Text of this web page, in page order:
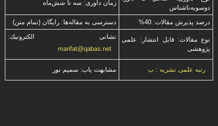
دوسویه‌ناشناس
زمان داوری: سه تا شش‌ماه
درصد پذیرش مقالات: 40% دسترسی به مقاله‌ها: رایگان (تمام متن)
نوع مقالات: قابل انتشار: علمی
پژوهشی
نشانی الكترونیك:
marifat@qabas.net
رتبه علمی نشریه : ب مشابهت ياب: سميم نور